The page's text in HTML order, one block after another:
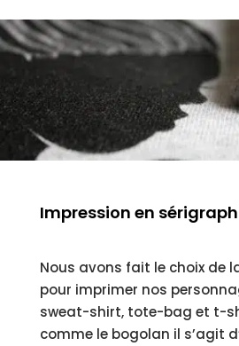
Impression en
Nous avons fait le choix de
pour imprimer nos
sweat-shirt, tote-bag et t-
comme le bogolan il s’agit